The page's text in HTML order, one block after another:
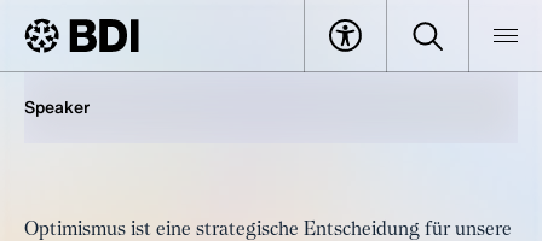
BDI
Speaker
Optimismus ist eine strategische Entscheidung für unsere